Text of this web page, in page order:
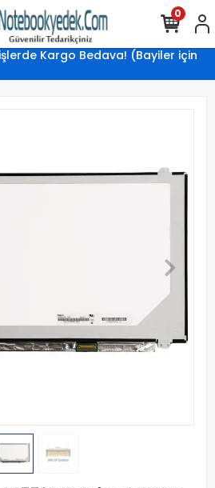
Kargo Bedava! (Bayiler için
0